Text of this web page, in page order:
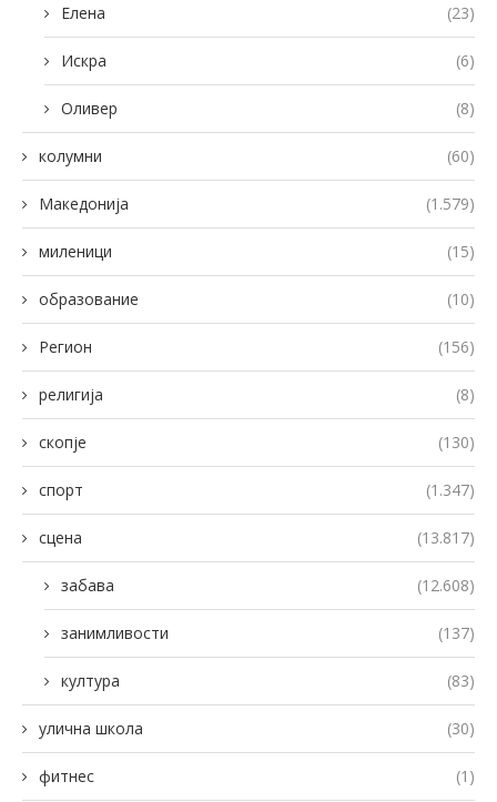
Елена (23)
Искра (6)
Оливер (8)
колумни (60)
Македонија (1.579)
миленици (15)
образование (10)
Регион (156)
религија (8)
скопје (130)
спорт (1.347)
сцена (13.817)
забава (12.608)
занимливости (137)
култура (83)
улична школа (30)
фитнес (1)